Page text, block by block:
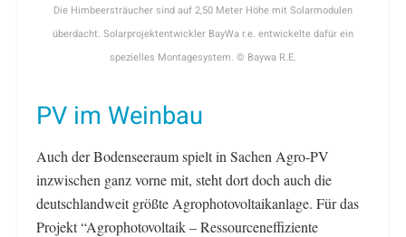
Die Himbeersträucher sind auf 2,50 Meter Höhe mit Solarmodulen
überdacht. Solarprojektentwickler BayWa r.e. entwickelte dafür ein
spezielles Montagesystem. © Baywa R.E.
PV im Weinbau
Auch der Bodenseeraum spielt in Sachen Agro-PV
inzwischen ganz vorne mit, steht dort doch auch die
deutschlandweit größte Agrophotovoltaikanlage. Für das
Projekt “Agrophotovoltaik – Ressourceneffiziente